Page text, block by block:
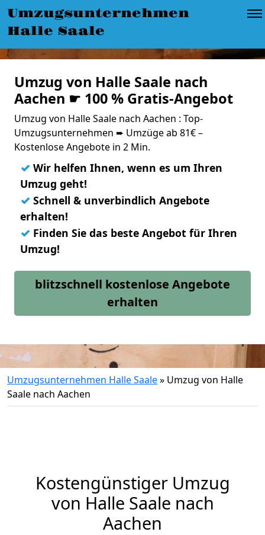
Umzugsunternehmen
Halle Saale
Umzug von Halle Saale nach
Aachen ☛ 100 % Gratis-Angebot
Umzug von Halle Saale nach Aachen : Top-
Umzugsunternehmen ➨ Umzüge ab 81€ –
Kostenlose Angebote in 2 Min.
✓ Wir helfen Ihnen, wenn es um Ihren
Umzug geht!
✓ Schnell & unverbindlich Angebote
erhalten!
✓ Finden Sie das beste Angebot für Ihren
Umzug!
blitzschnell kostenlose Angebote
erhalten
Umzugsunternehmen Halle Saale» Umzug von Halle
Saale nach Aachen
Kostengünstiger Umzug
von Halle Saale nach
Aachen